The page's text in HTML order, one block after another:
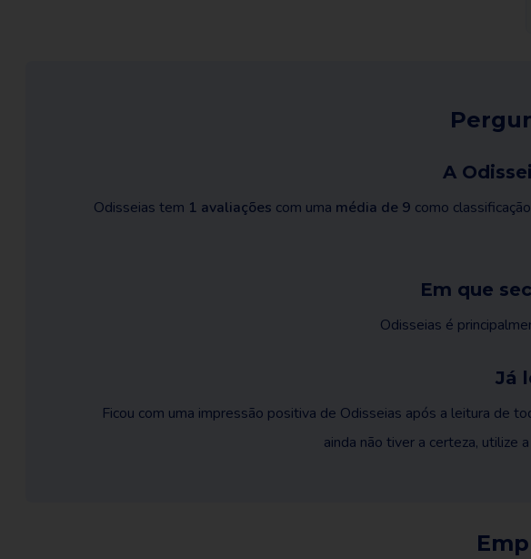
A
Odisseias tem 1 avaliações com uma média de 9 como
Em que
Odisseias é
Já
Ficou com uma impressão positiva de Odisseias após a leitura de
ainda não tiver a certeza, utilize